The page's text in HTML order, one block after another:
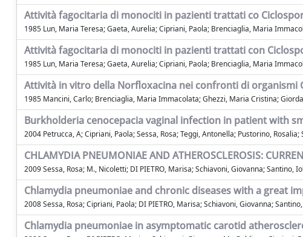
Attività fagocitaria di monociti in pazienti trattati co
1985 Lun, Maria Teresa; Gaeta, Aurelia; Cipriani, Paola; Brenciaglia, Maria
Attività fagocitaria di monociti in pazienti trattati con
1985 Lun, Maria Teresa; Gaeta, Aurelia; Cipriani, Paola; Brenciaglia, Maria
Attività in vitro della Norfloxacina nei confronti di organismi
1985 Mancini, Carlo; Brenciaglia, Maria Immacolata; Ghezzi, Maria Cristina;
Burkholderia cenocepacia vaginal infection in patient with
2004 Petrucca, A; Cipriani, Paola; Sessa, Rosa; Teggi, Antonella; Pustorino,
CHLAMYDIA PNEUMONIAE AND ATHEROSCLEROSIS:
2009 Sessa, Rosa; M., Nicoletti; DI PIETRO, Marisa; Schiavoni, Giovanna; Santino,
Chlamydia pneumoniae and chronic diseases with a great
2008 Sessa, Rosa; Cipriani, Paola; DI PIETRO, Marisa; Schiavoni, Giovanna;
Chlamydia pneumoniae in asymptomatic carotid